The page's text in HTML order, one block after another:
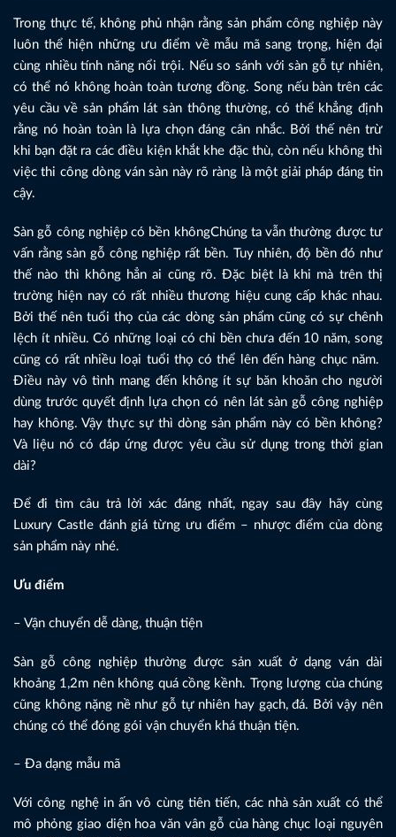
Trong thực tế, không phủ nhận rằng sản phẩm công nghiệp này
luôn thể hiện những ưu điểm về mẫu mã sang trọng, hiện đại
cùng nhiều tính năng nổi trội. Nếu so sánh với sàn gỗ tự nhiên,
có thể nó không hoàn toàn tương đồng. Song nếu bàn trên các
yêu cầu về sản phẩm lát sàn thông thường, có thể khẳng định
rằng nó hoàn toàn là lựa chọn đáng cân nhắc. Bởi thế nên trừ
khi bạn đặt ra các điều kiện khắt khe đặc thù, còn nếu không thì
việc thi công dòng ván sàn này rõ ràng là một giải pháp đáng tin
cậy.
Sàn gỗ công nghiệp có bền khôngChúng ta vẫn thường được tư
vấn rằng sàn gỗ công nghiệp rất bền. Tuy nhiên, độ bền đó như
thế nào thì không hẳn ai cũng rõ. Đặc biệt là khi mà trên thị
trường hiện nay có rất nhiều thương hiệu cung cấp khác nhau.
Bởi thế nên tuổi thọ của các dòng sản phẩm cũng có sự chênh
lệch ít nhiều. Có những loại có chỉ bền chưa đến 10 năm, song
cũng có rất nhiều loại tuổi thọ có thể lên đến hàng chục năm.
Điều này vô tình mang đến không ít sự băn khoăn cho người
dùng trước quyết định lựa chọn có nên lát sàn gỗ công nghiệp
hay không. Vậy thực sự thì dòng sản phẩm này có bền không?
Và liệu nó có đáp ứng được yêu cầu sử dụng trong thời gian
dài?
Để đi tìm câu trả lời xác đáng nhất, ngay sau đây hãy cùng
Luxury Castle đánh giá từng ưu điểm – nhược điểm của dòng
sản phẩm này nhé.
Ưu điểm
– Vận chuyển dễ dàng, thuận tiện
Sàn gỗ công nghiệp thường được sản xuất ở dạng ván dài
khoảng 1,2m nên không quá cồng kềnh. Trọng lượng của chúng
cũng không nặng nề như gỗ tự nhiên hay gạch, đá. Bởi vậy nên
chúng có thể đóng gói vận chuyển khá thuận tiện.
– Đa dạng mẫu mã
Với công nghệ in ấn vô cùng tiên tiến, các nhà sản xuất có thể
mô phỏng giao diện hoa văn vân gỗ của hàng chục loại nguyên